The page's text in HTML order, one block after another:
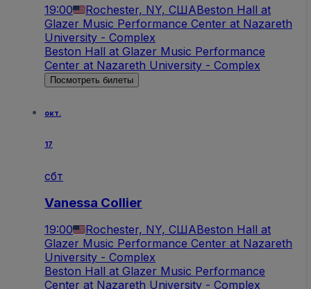
19:00 Rochester, NY, СШАBeston Hall at
Glazer Music Performance Center at Nazareth
University - Complex
Beston Hall at Glazer Music Performance
Center at Nazareth University - Complex
Посмотреть билеты
окт.
17
сбт
Vanessa Collier
19:00 Rochester, NY, СШАBeston Hall at
Glazer Music Performance Center at Nazareth
University - Complex
Beston Hall at Glazer Music Performance
Center at Nazareth University - Complex